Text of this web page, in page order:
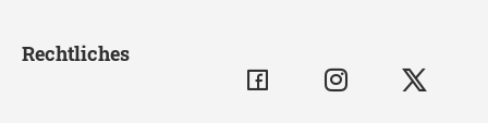
Rechtliches